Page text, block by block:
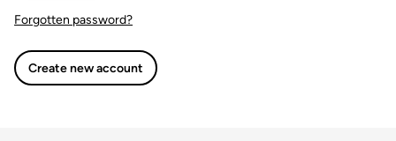
Forgotten password?
Create new account